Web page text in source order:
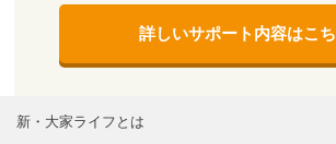
詳しいサポート内容はこ
新・大家ライフとは